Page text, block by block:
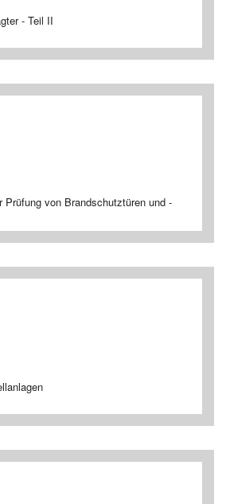
- Teil II
Prüfung von Brandschutztüren und -